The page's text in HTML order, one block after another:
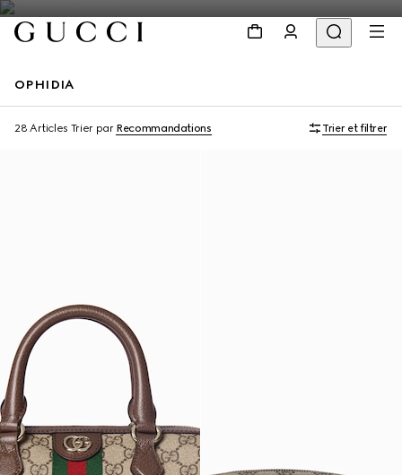
OPHIDIA
28 Articles Trier par Recommandations Trier et filtrer
À personnaliser avec vos initiales À personnaliser avec vos initiales